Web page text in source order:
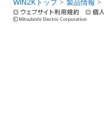
WIN2Kトップ 製品情報